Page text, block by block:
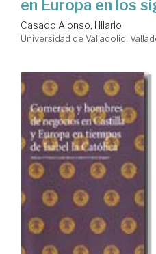
en Europa en los
Casado Alonso, Hilario
Universidad de Valladolid.